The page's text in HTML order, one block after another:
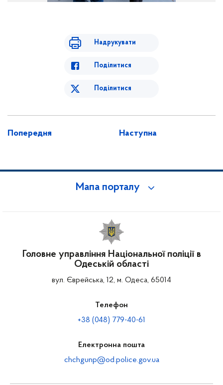
Надрукувати
Поділитися
Поділитися
Попередня Наступна
Мапа порталу
Головне управління Національної поліції в
Одеській області
вул. Єврейська, 12, м. Одеса, 65014
Телефон
+38 (048) 779-40-61
Електронна пошта
chchgunp@od.police.gov.ua